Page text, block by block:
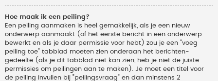
Hoe maak ik een peiling?
Een peiling aanmaken is heel gemakkelijk, als je een nieuw
onderwerp aanmaakt (of het eerste bericht in een onderwerp
bewerkt en als je daar permissie voor hebt) zou je een "voeg
peiling toe" tabblad moeten zien onderaan het berichten-
gedeelte (als je dit tabblad niet kan zien, heb je niet de juiste
permissies om peilingen aan te maken). Je moet een titel voor
de peiling invullen bij "peilingsvraag" en dan minstens 2